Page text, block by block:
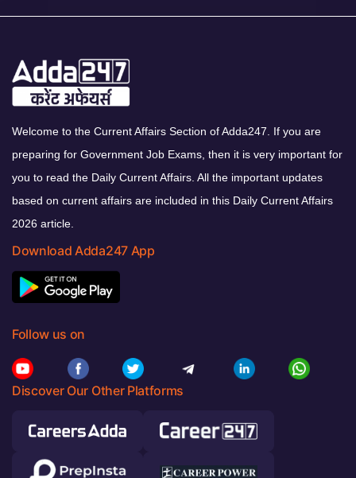
Welcome to the Current Affairs Section of Adda247. If you are
preparing for Government Job Exams, then it is very important for
you to read the Daily Current Affairs. All the important updates
based on current affairs are included in this Daily Current Affairs
2026 article.
Download Adda247 App
Follow us on
Discover Our Other Platforms